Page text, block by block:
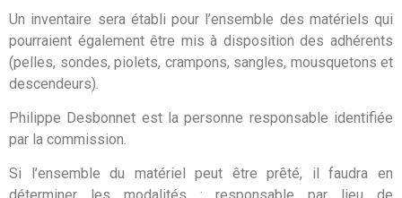
Un inventaire sera établi pour l’ensemble des matériels qui
pourraient également être mis à disposition des adhérents
(pelles, sondes, piolets, crampons, sangles, mousquetons et
descendeurs).
Philippe Desbonnet est la personne responsable identifiée
par la commission.
Si l’ensemble du matériel peut être prêté, il faudra en